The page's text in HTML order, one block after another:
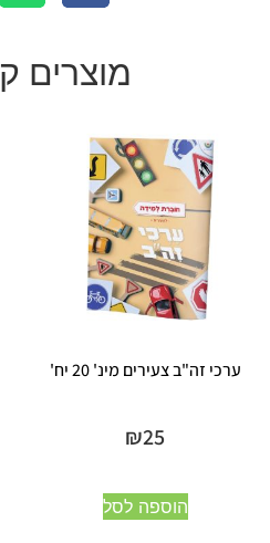
מוצרים
ערכי זה"ב צעירים מינ' 20 יח'
₪25
הוספה לסל